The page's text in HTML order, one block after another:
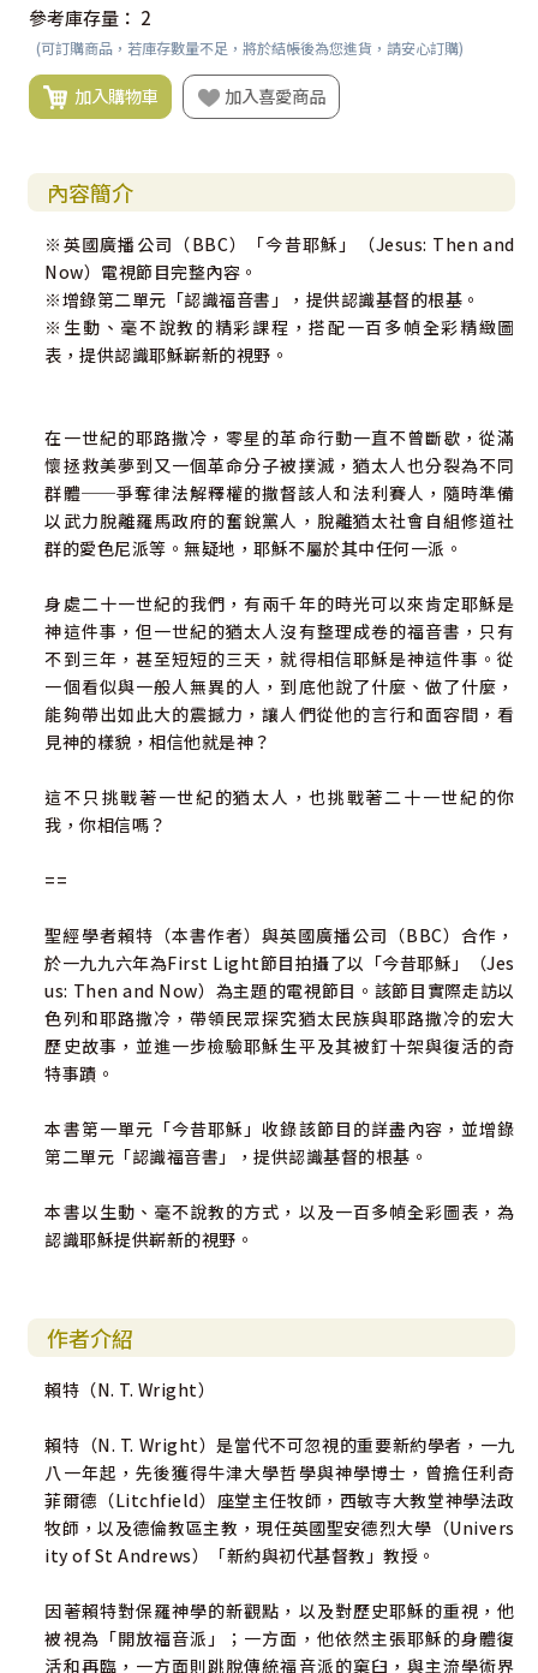
參考庫存量： 2
(可訂購商品，若庫存數量不足，將於結帳後為您進貨，請安心訂購)
加入購物車 加入喜愛商品
內容簡介
※英國廣播公司（BBC）「今昔耶穌」（Jesus: Then and
Now）電視節目完整內容。
※增錄第二單元「認識福音書」，提供認識基督的根基。
※生動、毫不說教的精彩課程，搭配一百多幀全彩精緻圖
表，提供認識耶穌嶄新的視野。
在一世紀的耶路撒冷，零星的革命行動一直不曾斷歇，從滿
懷拯救美夢到又一個革命分子被撲滅，猶太人也分裂為不同
群體──爭奪律法解釋權的撒督該人和法利賽人，隨時準備
以武力脫離羅馬政府的奮銳黨人，脫離猶太社會自組修道社
群的愛色尼派等。無疑地，耶穌不屬於其中任何一派。
身處二十一世紀的我們，有兩千年的時光可以來肯定耶穌是
神這件事，但一世紀的猶太人沒有整理成卷的福音書，只有
不到三年，甚至短短的三天，就得相信耶穌是神這件事。從
一個看似與一般人無異的人，到底他說了什麼、做了什麼，
能夠帶出如此大的震撼力，讓人們從他的言行和面容間，看
見神的樣貌，相信他就是神？
這不只挑戰著一世紀的猶太人，也挑戰著二十一世紀的你
我，你相信嗎？
==
聖經學者賴特（本書作者）與英國廣播公司（BBC）合作，
於一九九六年為First Light節目拍攝了以「今昔耶穌」（Jes
us: Then and Now）為主題的電視節目。該節目實際走訪以
色列和耶路撒冷，帶領民眾探究猶太民族與耶路撒冷的宏大
歷史故事，並進一步檢驗耶穌生平及其被釘十架與復活的奇
特事蹟。
本書第一單元「今昔耶穌」收錄該節目的詳盡內容，並增錄
第二單元「認識福音書」，提供認識基督的根基。
本書以生動、毫不說教的方式，以及一百多幀全彩圖表，為
認識耶穌提供嶄新的視野。
作者介紹
賴特（N. T. Wright）
賴特（N. T. Wright）是當代不可忽視的重要新約學者，一九
八一年起，先後獲得牛津大學哲學與神學博士，曾擔任利奇
菲爾德（Litchfield）座堂主任牧師，西敏寺大教堂神學法政
牧師，以及德倫教區主教，現任英國聖安德烈大學（Univers
ity of St Andrews）「新約與初代基督教」教授。
因著賴特對保羅神學的新觀點，以及對歷史耶穌的重視，他
被視為「開放福音派」；一方面，他依然主張耶穌的身體復
活和再臨，一方面則跳脫傳統福音派的窠臼，與主流學術界